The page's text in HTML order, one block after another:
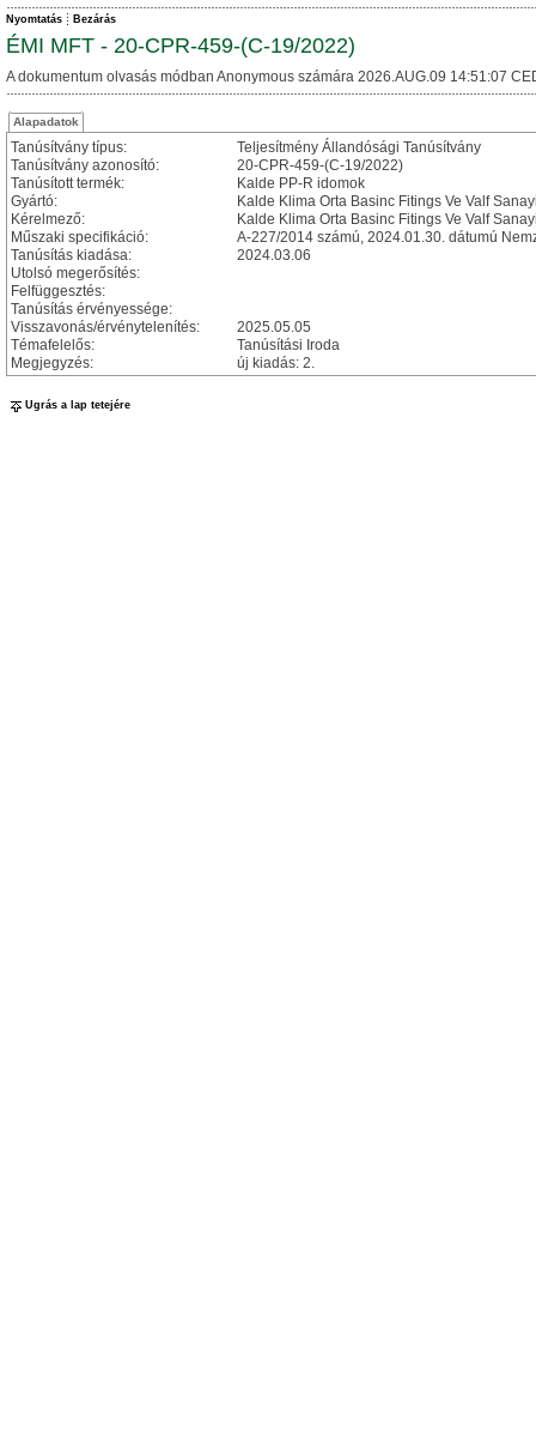
Nyomtatás Bezárás
ÉMI MFT - 20-CPR-459-(C-19/2022)
A dokumentum olvasás módban Anonymous számára 2026.AUG.09 14:51:07
Alapadatok
Tanúsítvány típus:
Teljesítmény Állandósági Tanúsítvány
Tanúsítvány azonosító:
20-CPR-459-(C-19/2022)
Tanúsított termék:
Kalde PP-R idomok
Gyártó:
Kalde Klima Orta Basinc Fitings Ve Valf
Kérelmező:
Kalde Klima Orta Basinc Fitings Ve Valf
Műszaki specifikáció:
A-227/2014 számú, 2024.01.30. dátumú
Tanúsítás kiadása:
2024.03.06
Utolsó megerősítés:
Felfüggesztés:
Tanúsítás érvényessége:
Visszavonás/érvénytelenítés:
2025.05.05
Témafelelős:
Tanúsítási Iroda
Megjegyzés:
új kiadás: 2.
Ugrás a lap tetejére